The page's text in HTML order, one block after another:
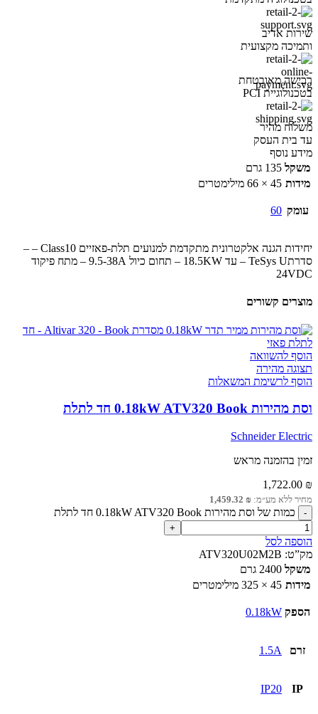
שירות אדיב
ותמיכה מקצועית
רכישה מאובטחת
בטכנולוגיית PCI
משלוח מהיר
עד בית העסק
מידע נוסף
משקל 135 גרם
מידות 45 × 66 מילימטרים
עומק 60
יחידות הגנה אלקטרונית מתקדמת למנועים תלת-פאזיים Class10 – –
סדרתTeSys U – עד 18.5KW – תחום כיול 9.5-38A – מתח פיקוד
24VDC
מוצרים קשורים
הוסף להשוואה
תצוגה מהירה
הוסף לרשימת המשאלות
וסת מהירות 0.18kW ATV320 Book חד לתלת
Schneider Electric
זמין בהזמנה מראש
1,722.00 ₪
מחיר ללא מע״מ: 1,459.32 ₪
כמות של וסת מהירות 0.18kW ATV320 Book חד לתלת
הוספה לסל
מק”ט: ATV320U02M2B
משקל 2400 גרם
מידות 45 × 325 מילימטרים
הספק 0.18kW
זרם 1.5A
IP
IP20